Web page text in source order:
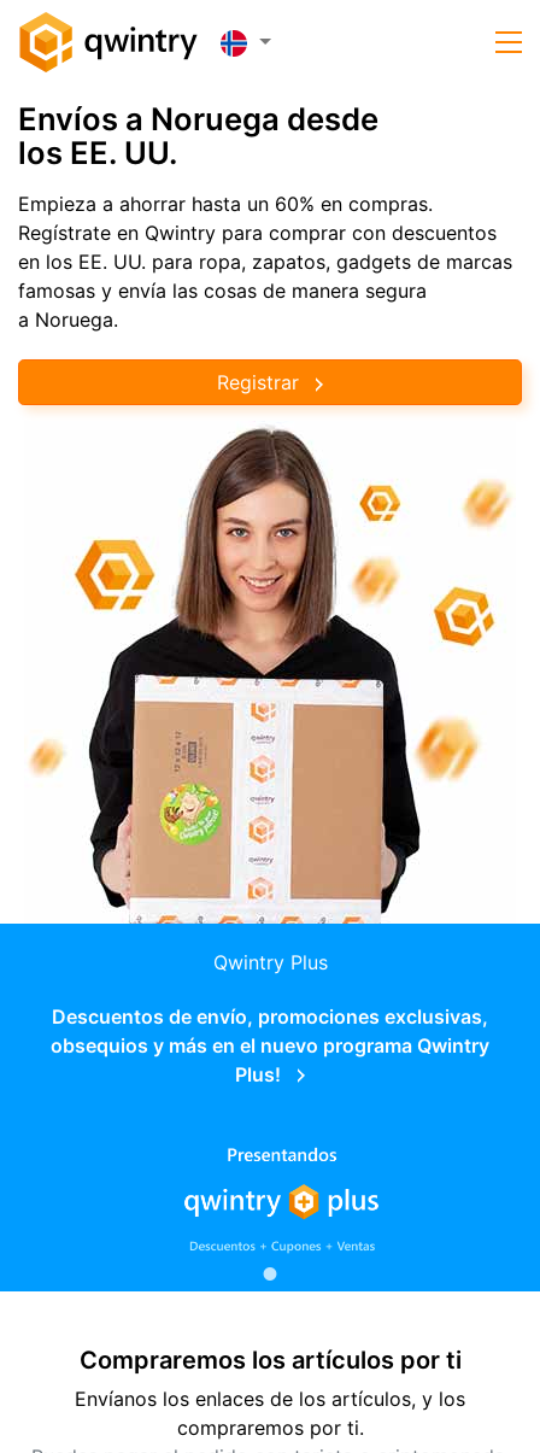
Envíos a Noruega desde
los EE. UU.
Empieza a ahorrar hasta un 60% en compras.
Regístrate en Qwintry para comprar con descuentos
en los EE. UU. para ropa, zapatos, gadgets de marcas
famosas y envía las cosas de manera segura
a Noruega.
Registrar
Qwintry Plus
Descuentos de envío, promociones exclusivas,
obsequios y más en el nuevo programa Qwintry
Plus!
Compraremos los artículos por ti
Envíanos los enlaces de los artículos, y los
compraremos por ti.